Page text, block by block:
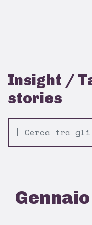
Insight /
stories